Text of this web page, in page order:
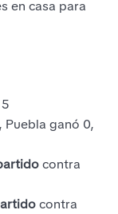
en casa para
ganó 0,
contra
contra